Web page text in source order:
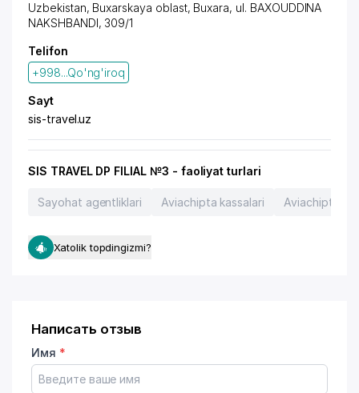
Uzbekistan, Buxarskaya oblast, Buxara, ul. BAXOUDDINA
NAKSHBANDI, 309/1
Telifon
+998...Qo'ng'iroq
Sayt
sis-travel.uz
SIS TRAVEL DP FILIAL №3 - faoliyat turlari
Sayohat agentliklari Aviachipta kassalari Aviachiptalar
Xatolik topdingizmi?
Написать отзыв
Имя *